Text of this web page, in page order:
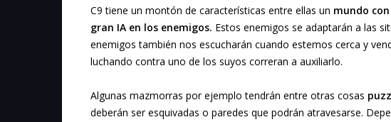
C9 tiene un montón de características entre ellas un mundo
gran IA en los enemigos. Estos enemigos se adaptarán a las
enemigos también nos escucharán cuando estemos cerca y
luchando contra uno de los suyos correran a auxiliarlo.
Algunas mazmorras por ejemplo tendrán entre otras cosas
deberán ser esquivadas o paredes que podrán atravesarse.